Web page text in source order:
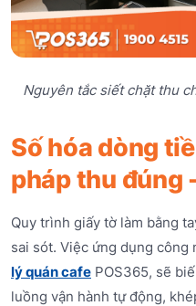
Nguyên tắc siết chặt thu
Số hóa dòng
pháp thu đúng
Quy trình giấy tờ làm bằng
sai sót. Việc ứng dụng công
lý quán cafe POS365, sẽ
luồng vận hành tự động,